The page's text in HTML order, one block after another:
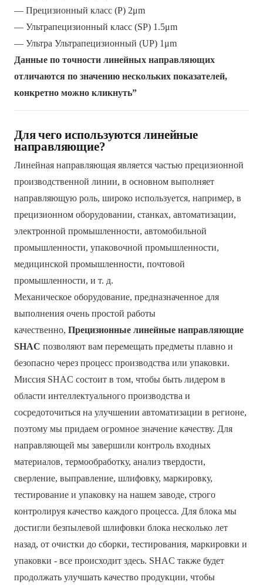
— Прецизионный класс (P) 2μm
— Ультрапецизионный класс (SP) 1.5μm
— Ультра Ультрапецизионный (UP) 1μm
Данные по точности линейных направляющих
отличаются по значению нескольких показателей,
конкретно можно кликнуть”
Для чего используются линейные
направляющие?
Линейная направляющая является частью прецизионной
производственной линии, в основном выполняет
направляющую роль, широко используется, например, в
прецизионном оборудовании, станках, автоматизации,
электронной промышленности, автомобильной
промышленности, упаковочной промышленности,
медицинской промышленности, почтовой
промышленности, и т. д.
Механическое оборудование, предназначенное для
выполнения очень простой работы
качественно, Прецизионные линейные направляющие
SHAC позволяют вам перемещать предметы плавно и
безопасно через процесс производства или упаковки.
Миссия SHAC состоит в том, чтобы быть лидером в
области интеллектуального производства и
сосредоточиться на улучшении автоматизации в регионе,
поэтому мы придаем огромное значение качеству. Для
направляющей мы завершили контроль входных
материалов, термообработку, анализ твердости,
сверление, выправление, шлифовку, маркировку,
тестирование и упаковку на нашем заводе, строго
контролируя качество каждого процесса. Для блока мы
достигли безпылевой шлифовки блока несколько лет
назад, от очистки до сборки, тестирования, маркировки и
упаковки - все происходит здесь. SHAC также будет
продолжать улучшать качество продукции, чтобы